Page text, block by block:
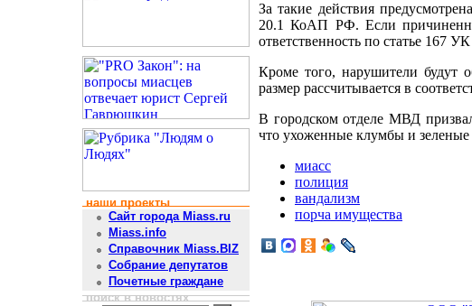
наши проекты
Сайт города Miass.ru
Miass.info
Справочник Miass.BIZ
Собрание депутатов
Почетные граждане
поиск в новостях
За такие действия
20.1 КоАП РФ. Если
ответственность по статье 167
Кроме того, нарушители будут
размер рассчитывается в
В городском отделе МВД
что ухоженные клумбы и зеленые
миасс
полиция
вандализм
порча имущества